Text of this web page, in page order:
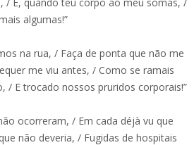
algumas!”
na rua, / Faça de ponta que não me
me viu antes, / Como se ramais
/ E trocado nossos pruridos corporais!”
ocorreram, / Em cada déjà vu que
não deveria, / Fugidas de hospitais